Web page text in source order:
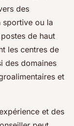
des
sportive ou la
de haut
les centres de
des domaines
et
et des